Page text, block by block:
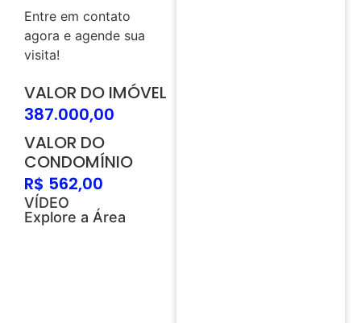
Entre em contato
agora e agende sua
visita!
VALOR DO IMÓVEL
387.000,00
VALOR DO
CONDOMÍNIO
R$ 562,00
VÍDEO
Explore a Área